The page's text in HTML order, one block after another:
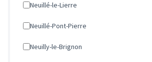
Neuillé-le-Lierre
Neuillé-Pont-Pierre
Neuilly-le-Brignon